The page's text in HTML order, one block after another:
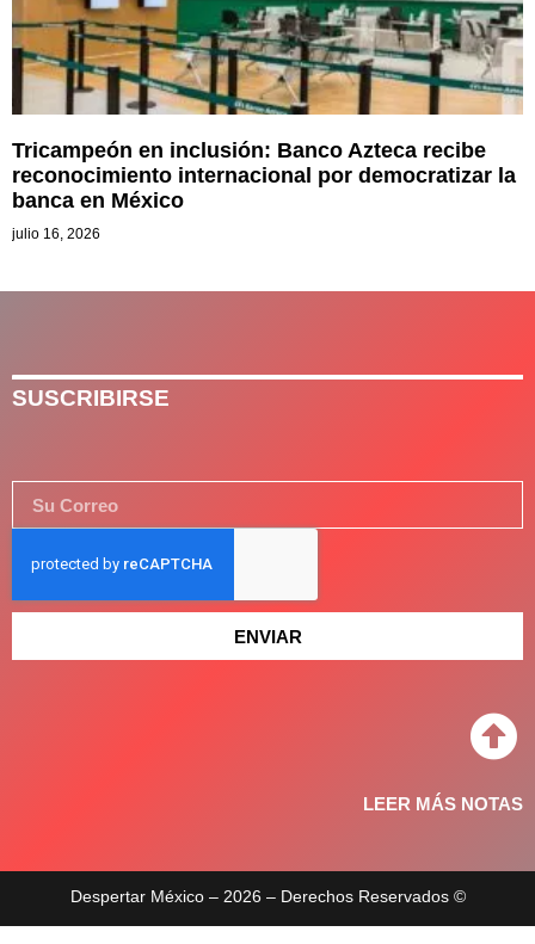
Tricampeón en inclusión: Banco Azteca recibe
reconocimiento internacional por democratizar la
banca en México
julio 16, 2026
SUSCRIBIRSE
ENVIAR
LEER MÁS NOTAS
Despertar México – 2026 – Derechos Reservados ©